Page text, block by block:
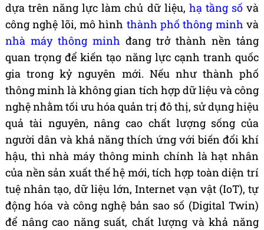
dựa trên năng lực làm chủ dữ liệu, hạ tầng sốvà
công nghệ lõi, mô hình thành phố thông minhvà
nhà máy thông minh đang trở thành nền tảng
quan trọng để kiến tạo năng lực cạnh tranh quốc
gia trong kỷ nguyên mới. Nếu như thành phố
thông minh là không gian tích hợp dữ liệu và công
nghệ nhằm tối ưu hóa quản trị đô thị, sử dụng hiệu
quả tài nguyên, nâng cao chất lượng sống của
người dân và khả năng thích ứng với biến đổi khí
hậu, thì nhà máy thông minh chính là hạt nhân
của nền sản xuất thế hệ mới, tích hợp toàn diện trí
tuệ nhân tạo, dữ liệu lớn, Internet vạn vật (IoT), tự
động hóa và công nghệ bản sao số (Digital Twin)
để nâng cao năng suất, chất lượng và khả năng